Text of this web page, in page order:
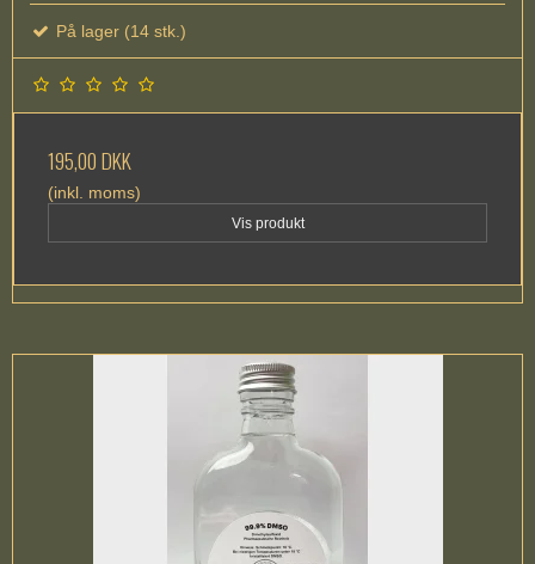
På lager (14 stk.)
195,00 DKK
(inkl. moms)
Vis produkt